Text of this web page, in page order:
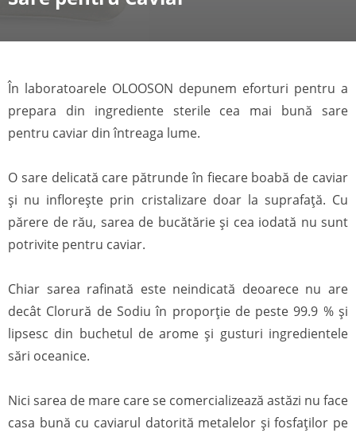
În laboratoarele OLOOSON depunem eforturi pentru a
prepara din ingrediente sterile cea mai bună sare
pentru caviar din întreaga lume.
O sare delicată care pătrunde în fiecare boabă de caviar
și nu inflorește prin cristalizare doar la suprafață. Cu
părere de rău, sarea de bucătărie și cea iodată nu sunt
potrivite pentru caviar.
Chiar sarea rafinată este neindicată deoarece nu are
decât Clorură de Sodiu în proporție de peste 99.9 % și
lipsesc din buchetul de arome și gusturi ingredientele
sări oceanice.
Nici sarea de mare care se comercializează astăzi nu face
casa bună cu caviarul datorită metalelor și fosfaților pe